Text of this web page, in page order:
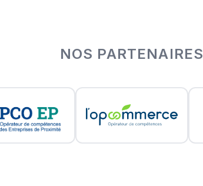
NOS PARTENAIRES